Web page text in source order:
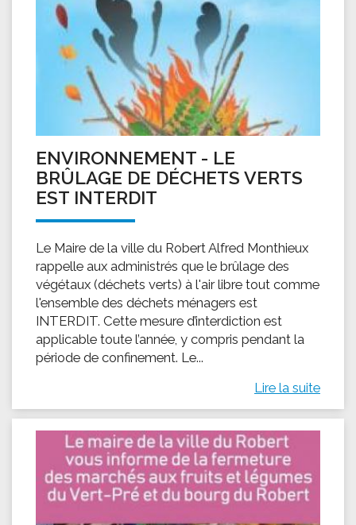
ENVIRONNEMENT - LE
BRÛLAGE DE DÉCHETS VERTS
EST INTERDIT
Le Maire de la ville du Robert Alfred Monthieux
rappelle aux administrés que le brûlage des
végétaux (déchets verts) à l'air libre tout comme
l'ensemble des déchets ménagers est
INTERDIT. Cette mesure d’interdiction est
applicable toute l’année, y compris pendant la
période de confinement. Le...
Lire la suite